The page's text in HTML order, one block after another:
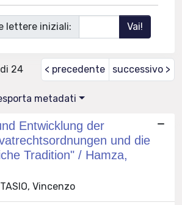
lettere iniziali:
24 < precedente successivo >
metadati
Entwicklung der
und die
Tradition" / Hamza,
Vincenzo